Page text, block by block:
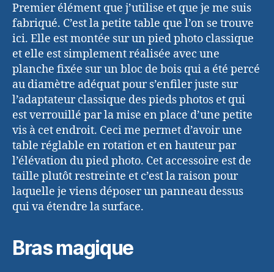
Premier élément que j’utilise et que je me suis
fabriqué. C’est la petite table que l’on se trouve
ici. Elle est montée sur un pied photo classique
et elle est simplement réalisée avec une
planche fixée sur un bloc de bois qui a été percé
au diamètre adéquat pour s’enfiler juste sur
l’adaptateur classique des pieds photos et qui
est verrouillé par la mise en place d’une petite
vis à cet endroit. Ceci me permet d’avoir une
table réglable en rotation et en hauteur par
l’élévation du pied photo. Cet accessoire est de
taille plutôt restreinte et c’est la raison pour
laquelle je viens déposer un panneau dessus
qui va étendre la surface.
Bras magique